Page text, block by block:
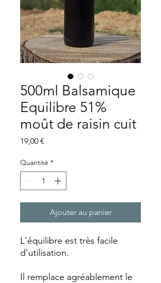
500ml Balsamique
Equilibre 51%
moût de raisin cuit
19,00 €
Quantité *
Ajouter au panier
L'équilibre est très facile
d'utilisation.
Il remplace agréablement le